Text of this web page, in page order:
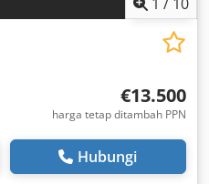
€13.500
harga tetap ditambah PPN
Hubungi